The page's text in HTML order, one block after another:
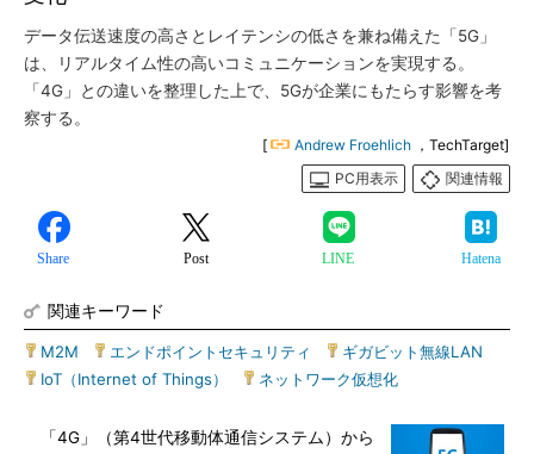
データ伝送速度の高さとレイテンシの低さを兼ね備えた「5G」
は、リアルタイム性の高いコミュニケーションを実現する。
「4G」との違いを整理した上で、5Gが企業にもたらす影響を考
察する。
[ Andrew Froehlich ，TechTarget]
PC用表示
関連情報
Share Post LINE Hatena
関連キーワード
M2M エンドポイントセキュリティ ギガビット無線LAN
IoT（Internet of Things）
ネットワーク仮想化
「4G」（第4世代移動体通信システム）から